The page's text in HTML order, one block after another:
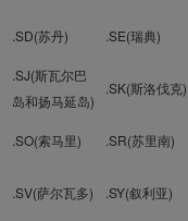
.SD(苏丹) .SE(瑞典)
.SJ(斯瓦尔巴
岛和扬马延岛)
.SK(斯洛伐克)
.SO(索马里) .SR(苏里南)
.SV(萨尔瓦多) .SY(叙利亚)